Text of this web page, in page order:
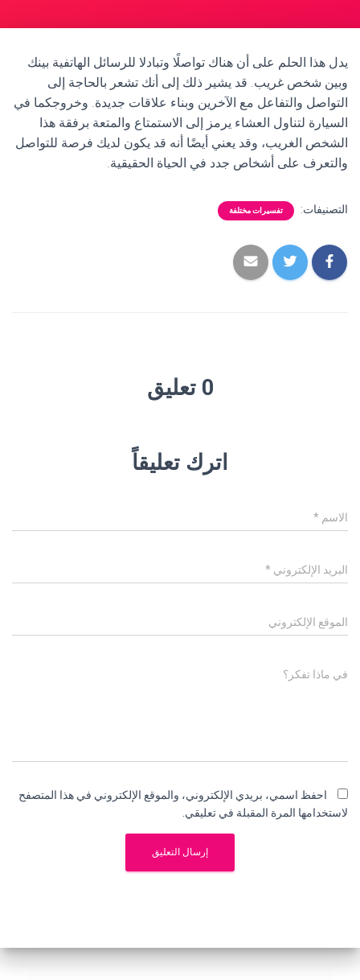
يدل هذا الحلم على أن هناك تواصلًا وتبادلا للرسائل الهاتفية بينك
وبين شخص غريب. قد يشير ذلك إلى أنك تشعر بالحاجة إلى
التواصل والتفاعل مع الآخرين وبناء علاقات جديدة. وخروجكما في
السيارة لتناول العشاء يرمز إلى الاستمتاع والمتعة برفقة هذا
الشخص الغريب، وقد يعني أيضًا أنه قد يكون لديك فرصة للتواصل
والتعرف على أشخاص جدد في الحياة الحقيقية.
التصنيفات: تفسيرات مختلفة
0 تعليق
اترك تعليقاً
الاسم *
البريد الإلكتروني *
الموقع الإلكتروني
في ماذا تفكر؟
احفظ اسمي، بريدي الإلكتروني، والموقع الإلكتروني في هذا المتصفح
لاستخدامها المرة المقبلة في تعليقي.